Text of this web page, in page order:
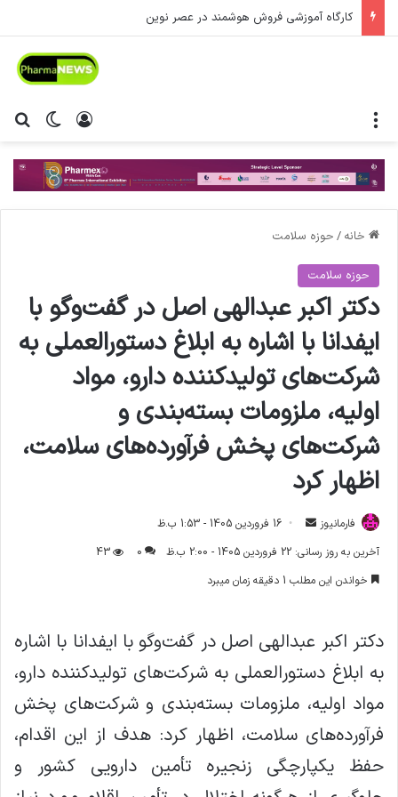
کارگاه آموزشی فروش هوشمند در عصر نوین
تغییر ورود
خانه / حوزه سلامت
حوزه سلامت
دکتر اکبر عبدالهی اصل در گفت‌وگو با
ایفدانا با اشاره به ابلاغ دستورالعملی به
شرکت‌های تولیدکننده دارو، مواد
اولیه، ملزومات بسته‌بندی و
شرکت‌های پخش فرآورده‌های سلامت،
اظهار کرد
فارمانیوز
ا
ی
م
16 فروردین 1405 - 1:53 ب.ظ
آخرین به روز رسانی: 22 فروردین 1405 - 2:00 ب.ظ
0
43
خواندن این مطلب 1 دقیقه زمان میبرد
دکتر اکبر عبدالهی اصل در گفت‌وگو با ایفدانا با اشاره
به ابلاغ دستورالعملی به شرکت‌های تولیدکننده دارو،
مواد اولیه، ملزومات بسته‌بندی و شرکت‌های پخش
فرآورده‌های سلامت، اظهار کرد: هدف از این اقدام،
حفظ یکپارچگی زنجیره تأمین دارویی کشور و